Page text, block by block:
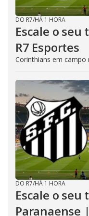
DO R7/HÁ 1 HORA
Escale o
R7 Esportes
Corinthians em campo
DO R7/HÁ 1 HORA
Escale o
Paranaense